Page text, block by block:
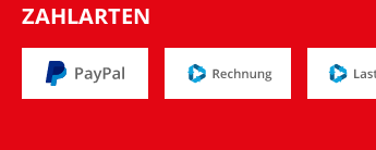
ZAHLARTEN